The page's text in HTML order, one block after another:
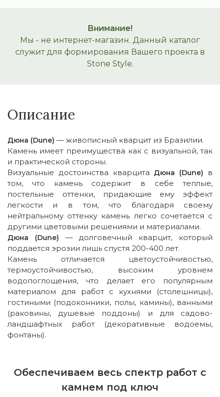
Внимание!
Мы - не интернет-магазин. Данный каталог
служит для формирования Вашего проекта в
Stone Style.
Описание
Дюна (Dune) — живописный кварцит из Бразилии.
Камень имеет преимущества как с визуальной, так
и практической стороны.
Визуальные достоинства кварцита Дюна (Dune) в
том, что камень содержит в себе теплые,
постельные оттенки, придающие ему эффект
легкости и в том, что благодаря своему
нейтральному оттенку камень легко сочетается с
другими цветовыми решениями и материалами.
Дюна (Dune) — долговечный кварцит, который
поддается эрозии лишь спустя 200-400 лет.
Камень отличается цветоустойчивостью,
термоустойчивостью, высоким уровнем
водопоглощения, что делает его популярным
материалом для работ с кухнями (столешницы),
гостиными (подоконники, полы, камины), ванными
(раковины, душевые поддоны) и для садово-
ландшафтных работ (декоративные водоемы,
фонтаны).
Обеспечиваем весь спектр работ с
камнем под ключ